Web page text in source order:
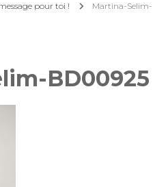
pour toi !
Martina-Selim-
BD00925